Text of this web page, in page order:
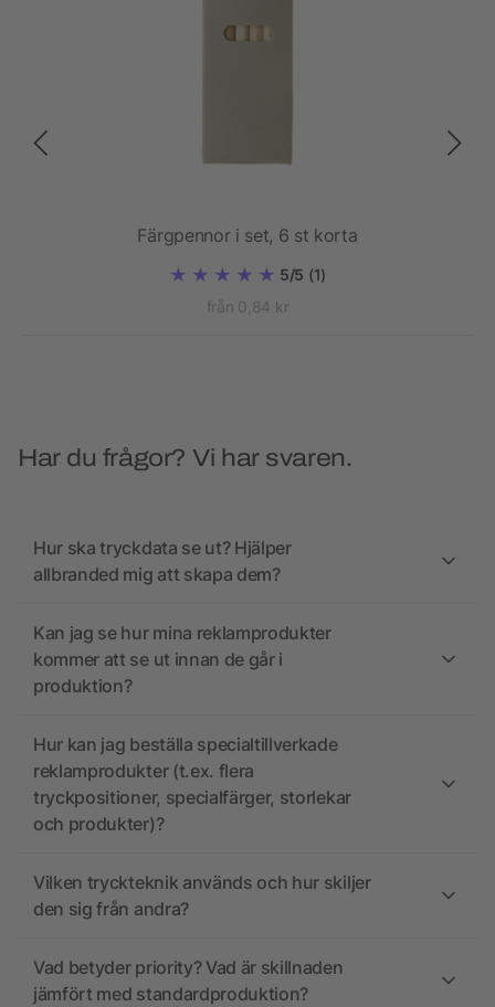
Färgpennor i set, 6 st korta
5/5 (1)
från 0,84 kr
Har du frågor? Vi har svaren.
Hur ska tryckdata se ut? Hjälper
allbranded mig att skapa dem?
Kan jag se hur mina reklamprodukter
kommer att se ut innan de går i
produktion?
Hur kan jag beställa specialtillverkade
reklamprodukter (t.ex. flera
tryckpositioner, specialfärger, storlekar
och produkter)?
Vilken tryckteknik används och hur skiljer
den sig från andra?
Vad betyder priority? Vad är skillnaden
jämfört med standardproduktion?